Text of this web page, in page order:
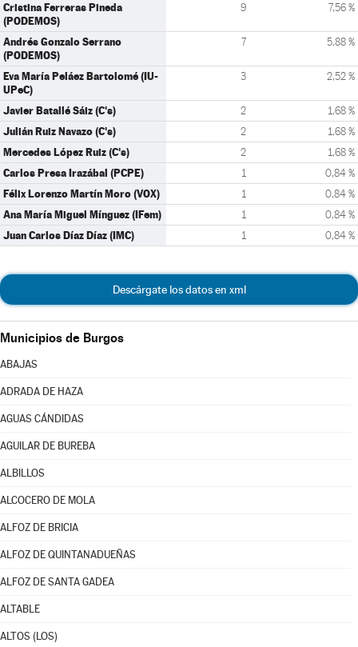
Cristina Ferreras Pineda
(PODEMOS)
9 7,56 %
Andrés Gonzalo Serrano
(PODEMOS)
7 5,88 %
Eva María Peláez Bartolomé (IU-
UPeC)
3 2,52 %
Javier Batallé Sáiz (C's) 2 1,68 %
Julián Ruiz Navazo (C's) 2 1,68 %
Mercedes López Ruiz (C's) 2 1,68 %
Carlos Presa Irazábal (PCPE) 1 0,84 %
Félix Lorenzo Martín Moro (VOX) 1 0,84 %
Ana María Miguel Mínguez (IFem) 1 0,84 %
Juan Carlos Díaz Díaz (IMC) 1 0,84 %
Descárgate los datos en xml
Municipios de Burgos
ABAJAS
ADRADA DE HAZA
AGUAS CÁNDIDAS
AGUILAR DE BUREBA
ALBILLOS
ALCOCERO DE MOLA
ALFOZ DE BRICIA
ALFOZ DE QUINTANADUEÑAS
ALFOZ DE SANTA GADEA
ALTABLE
ALTOS (LOS)